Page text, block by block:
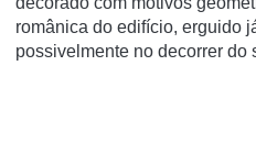
românica do edifício, erguido
possivelmente no decorrer do